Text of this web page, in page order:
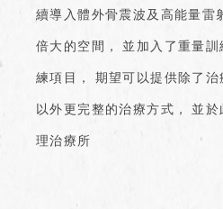
續導入體外骨震波及高能量雷
倍大的空間， 並加入了重量訓
練項目， 期望可以提供除了
以外更完整的治療方式， 並於
理治療所